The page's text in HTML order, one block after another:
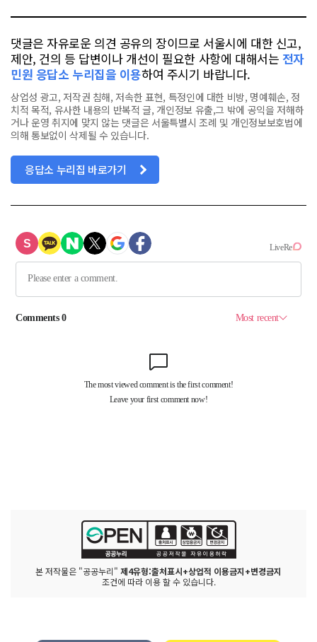
댓글은 자유로운 의견 공유의 장이므로 서울시에 대한 신고,
제안, 건의 등 답변이나 개선이 필요한 사항에 대해서는 전자
민원 응답소 누리집을 이용하여 주시기 바랍니다.
상업성 광고, 저작권 침해, 저속한 표현, 특정인에 대한 비방, 명예훼손, 정
치적 목적, 유사한 내용의 반복적 글, 개인정보 유출,그 밖에 공익을 저해하
거나 운영 취지에 맞지 않는 댓글은 서울특별시 조례 및 개인정보보호법에
의해 통보없이 삭제될 수 있습니다.
응답소 누리집 바로가기
본 저작물은 "공공누리" 제4유형:출처표시+상업적 이용금지+변경금지
조건에 따라 이용 할 수 있습니다.